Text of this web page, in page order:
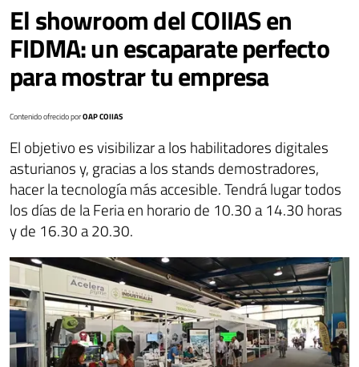
El showroom del COIIAS en
FIDMA: un escaparate perfecto
para mostrar tu empresa
Contenido ofrecido porOAP COIIAS
El objetivo es visibilizar a los habilitadores digitales
asturianos y, gracias a los stands demostradores,
hacer la tecnología más accesible. Tendrá lugar todos
los días de la Feria en horario de 10.30 a 14.30 horas
y de 16.30 a 20.30.